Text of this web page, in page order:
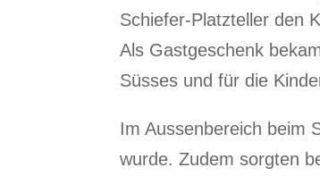
Schiefer-Platzteller den
Als Gastgeschenk
Süsses und für die
Im Aussenbereich beim
wurde. Zudem sorgten